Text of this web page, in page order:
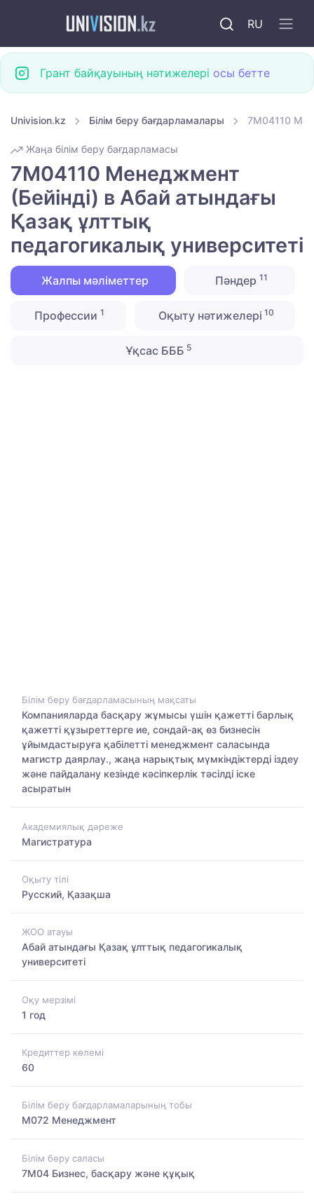
RU
Грант байқауының нәтижелері осы бетте
Univision.kz Білім беру бағдарламалары 7M04110
Жаңа білім беру бағдарламасы
7M04110 Менеджмент
(Бейінді) в Абай атындағы
Қазақ ұлттық
педагогикалық университеті
Жалпы мәліметтер Пәндер 11
Профессии1 Оқыту нәтижелері 10
Ұқсас БББ 5
Білім беру бағдарламасының мақсаты
Компанияларда басқару жұмысы үшін қажетті барлық
қажетті құзыреттерге ие, сондай-ақ өз бизнесін
ұйымдастыруға қабілетті менеджмент саласында
магистр даярлау., жаңа нарықтық мүмкіндіктерді іздеу
және пайдалану кезінде кәсіпкерлік тәсілді іске
асыратын
Академиялық дәреже
Магистратура
Оқыту тілі
Русский, Қазақша
ЖОО атауы
Абай атындағы Қазақ ұлттық педагогикалық
университеті
Оқу мерзімі
1 год
Кредиттер көлемі
60
Білім беру бағдарламаларының тобы
M072 Менеджмент
Білім беру саласы
7M04 Бизнес, басқару және құқық